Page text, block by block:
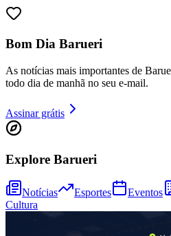
Athletico-PR
Bom Dia Barueri
As notícias mais importantes de
todo dia de manhã no seu e-mail.
Assinar grátis
Explore Barueri
Notícias Esportes Eventos
Cultura